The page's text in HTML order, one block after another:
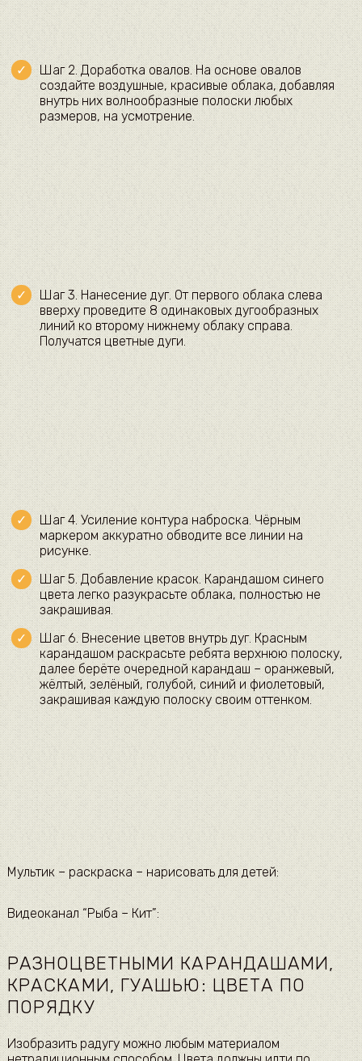
Шаг 2. Доработка овалов. На основе овалов
создайте воздушные, красивые облака, добавляя
внутрь них волнообразные полоски любых
размеров, на усмотрение.
Шаг 3. Нанесение дуг. От первого облака слева
вверху проведите 8 одинаковых дугообразных
линий ко второму нижнему облаку справа.
Получатся цветные дуги.
Шаг 4. Усиление контура наброска. Чёрным
маркером аккуратно обводите все линии на
рисунке.
Шаг 5. Добавление красок. Карандашом синего
цвета легко разукрасьте облака, полностью не
закрашивая.
Шаг 6. Внесение цветов внутрь дуг. Красным
карандашом раскрасьте ребята верхнюю полоску,
далее берёте очередной карандаш – оранжевый,
жёлтый, зелёный, голубой, синий и фиолетовый,
закрашивая каждую полоску своим оттенком.
Мультик – раскраска – нарисовать для детей:
Видеоканал “Рыба – Кит”:
РАЗНОЦВЕТНЫМИ КАРАНДАШАМИ,
КРАСКАМИ, ГУАШЬЮ: ЦВЕТА ПО
ПОРЯДКУ
Изобразить радугу можно любым материалом